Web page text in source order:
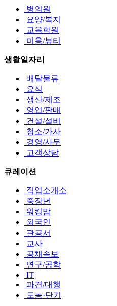
병의원
요양/복지
교육학원
미용/뷰티
생활일자리
배달물류
요식
생산/제조
영업/판매
건설/설비
청소/가사
경영/사무
고객상담
큐레이션
직업소개소
중장년
워킹맘
외국인
관공서
교사
공채속보
연구/공학
IT
파견/대행
도농·단기